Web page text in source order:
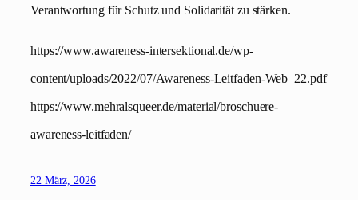
Verantwortung für Schutz und Solidarität zu stärken.
https://www.awareness-intersektional.de/wp-
content/uploads/2022/07/Awareness-Leitfaden-Web_22.pdf
https://www.mehralsqueer.de/material/broschuere-
awareness-leitfaden/
22 März, 2026